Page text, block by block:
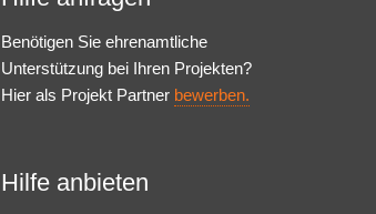
Benötigen Sie ehrenamtliche
Unterstützung bei Ihren Projekten?
Hier als Projekt Partner bewerben.
Hilfe anbieten